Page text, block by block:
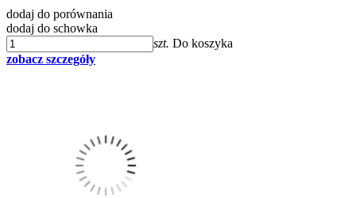
dodaj do porównania
dodaj do schowka
szt. Do koszyka
zobacz szczegóły